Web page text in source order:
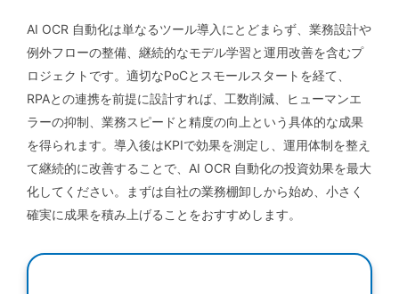
AI OCR 自動化は単なるツール導入にとどまらず、業務設計や
例外フローの整備、継続的なモデル学習と運用改善を含むプ
ロジェクトです。適切なPoCとスモールスタートを経て、
RPAとの連携を前提に設計すれば、工数削減、ヒューマンエ
ラーの抑制、業務スピードと精度の向上という具体的な成果
を得られます。導入後はKPIで効果を測定し、運用体制を整え
て継続的に改善することで、AI OCR 自動化の投資効果を最大
化してください。まずは自社の業務棚卸しから始め、小さく
確実に成果を積み上げることをおすすめします。